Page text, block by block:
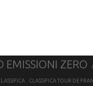
EMISSIONI ZERO
CLASSIFICA TOUR DE